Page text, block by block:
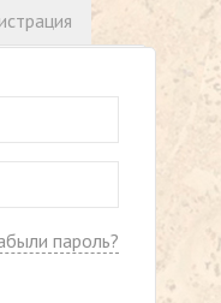
пароль?